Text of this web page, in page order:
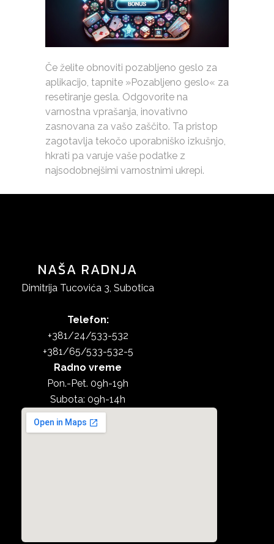
Če želite obnoviti pozabljeno geslo za
aplikacijo, tapnite »Pozabljeno geslo« za
resetiranje gesla. Odgovorite na
varnostna vprašanja, inovativno
zasnovana za vašo zaščito. Ta pristop
zagotavlja tekočo uporabniško izkušnjo,
hkrati pa varuje vaše podatke z
najsodobnejšimi varnostnimi ukrepi.
NAŠA RADNJA
Dimitrija Tucovića 3, Subotica
Telefon:
+381/24/533-532
+381/65/533-532-5
Radno vreme
Pon.-Pet. 09h-19h
Subota: 09h-14h